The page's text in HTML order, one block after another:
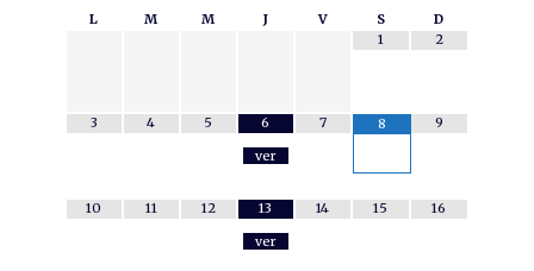
L M M J V S
D
1
2
3 4 5
6
ver
7 8 9
10 11 12
13
ver
14 15 16